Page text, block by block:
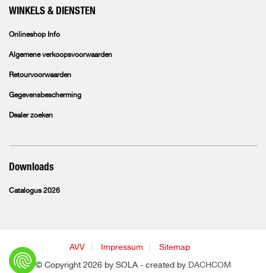
WINKELS & DIENSTEN
Onlineshop Info
Algemene verkoopsvoorwaarden
Retourvoorwaarden
Gegevensbescherming
Dealer zoeken
Downloads
Catalogus 2026
AVV Impressum Sitemap
© Copyright 2026 by SOLA - created by DACHCOM